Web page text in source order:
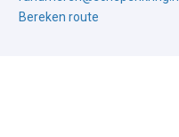
Bereken route